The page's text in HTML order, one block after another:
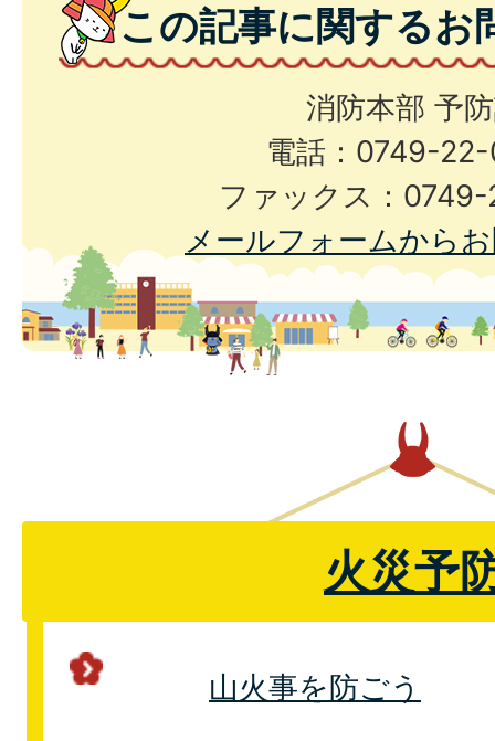
この記事に関するお
消防本部 予
電話：0749-
ファックス：
メールフォームから
火災予
山火事を防ごう